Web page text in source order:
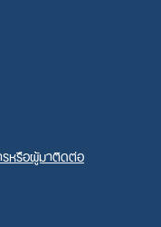
รหรือผู้มาติดต่อ